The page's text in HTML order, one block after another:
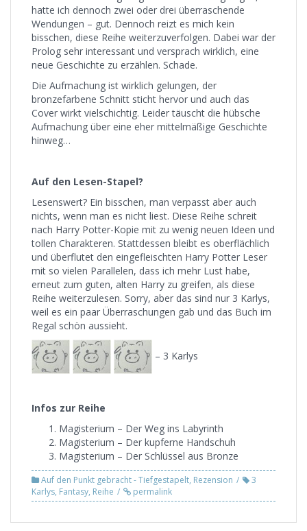
hatte ich dennoch zwei oder drei überraschende
Wendungen – gut. Dennoch reizt es mich kein
bisschen, diese Reihe weiterzuverfolgen. Dabei war der
Prolog sehr interessant und versprach wirklich, eine
neue Geschichte zu erzählen. Schade.
Die Aufmachung ist wirklich gelungen, der
bronzefarbene Schnitt sticht hervor und auch das
Cover wirkt vielschichtig. Leider täuscht die hübsche
Aufmachung über eine eher mittelmäßige Geschichte
hinweg…
Auf den Lesen-Stapel?
Lesenswert? Ein bisschen, man verpasst aber auch
nichts, wenn man es nicht liest. Diese Reihe schreit
nach Harry Potter-Kopie mit zu wenig neuen Ideen und
tollen Charakteren. Stattdessen bleibt es oberflächlich
und überflutet den eingefleischten Harry Potter Leser
mit so vielen Parallelen, dass ich mehr Lust habe,
erneut zum guten, alten Harry zu greifen, als diese
Reihe weiterzulesen. Sorry, aber das sind nur 3 Karlys,
weil es ein paar Überraschungen gab und das Buch im
Regal schön aussieht.
– 3 Karlys
Infos zur Reihe
Magisterium – Der Weg ins Labyrinth
Magisterium – Der kupferne Handschuh
Magisterium – Der Schlüssel aus Bronze
Auf den Punkt gebracht - Tiefgestapelt, Rezension
3
Karlys, Fantasy, Reihe permalink